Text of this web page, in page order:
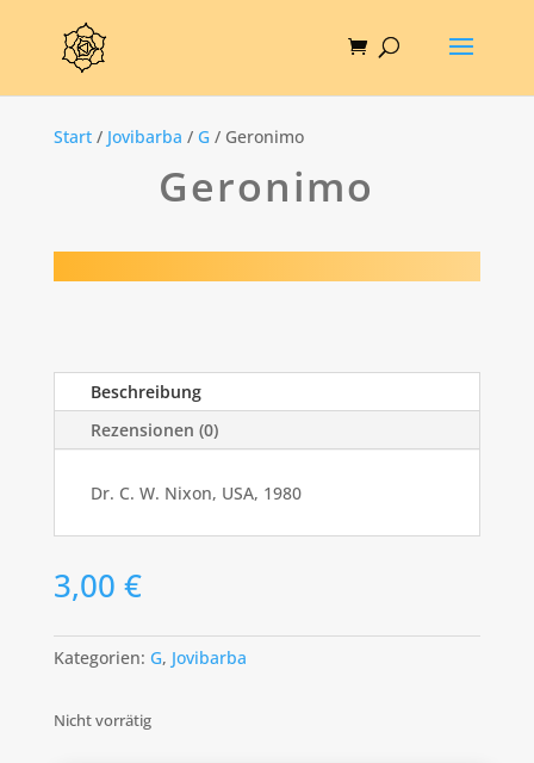
Start/ Jovibarba / G / Geronimo
Geronimo
Beschreibung
Rezensionen (0)
Dr. C. W. Nixon, USA, 1980
3,00 €
Kategorien: G, Jovibarba
Nicht vorrätig